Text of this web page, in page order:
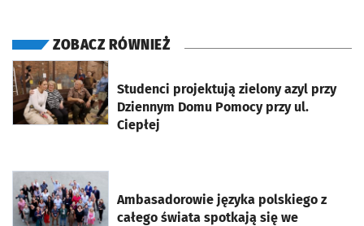
ZOBACZ RÓWNIEŻ
Studenci projektują zielony azyl przy
Dziennym Domu Pomocy przy ul.
Ciepłej
otworzy się w nowej karcie
Ambasadorowie języka polskiego z
całego świata spotkają się we
otworzy się w nowej karcie